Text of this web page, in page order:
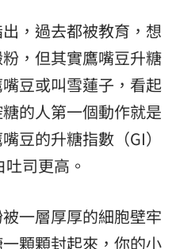
，過去都被教育，想
，但其實鷹嘴豆升糖
豆或叫雪蓮子，看起
的人第一個動作就是
豆的升糖指數（GI）
司更高。
一層厚厚的細胞壁牢
顆顆封起來，你的小